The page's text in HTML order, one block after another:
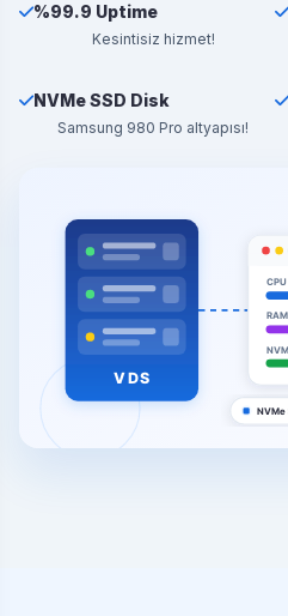
%99.9 Uptime
Kesintisiz hizmet!
NVMe SSD Disk
Samsung 980 Pro altyapısı!